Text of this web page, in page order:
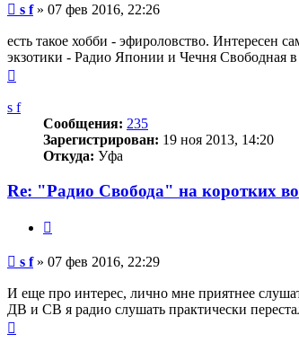
Сообщение
s f» 07 фев 2016, 22:26
есть такое хобби - эфироловство. Интересен
экзотики - Радио Японии и Чечня Свободная
началу
s f
Сообщения: 235
Зарегистрирован: 19 ноя 2013, 14:20
Откуда: Уфа
Re: "Радио Свобода" на коротких
Сообщение
s f» 07 фев 2016, 22:29
И еще про интерес, лично мне приятнее
ДВ и СВ я радио слушать практически